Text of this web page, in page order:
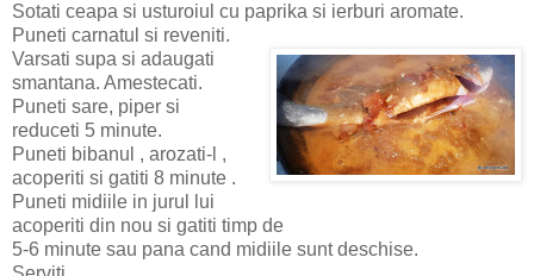
Sotati ceapa si usturoiul cu paprika si ierburi aromate.
Puneti carnatul si reveniti.
Varsati supa si adaugati
smantana. Amestecati.
Puneti sare, piper si
reduceti 5 minute.
Puneti bibanul , arozati-l ,
acoperiti si gatiti 8 minute .
Puneti midiile in jurul lui
acoperiti din nou si gatiti timp de
5-6 minute sau pana cand midiile sunt deschise.